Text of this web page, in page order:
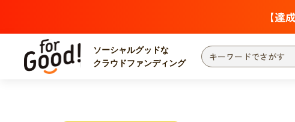
【達
ソーシャルグッドな
クラウドファンディング